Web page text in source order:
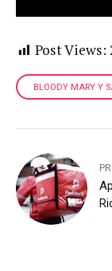
Post Views:
BLOODY MARY Y